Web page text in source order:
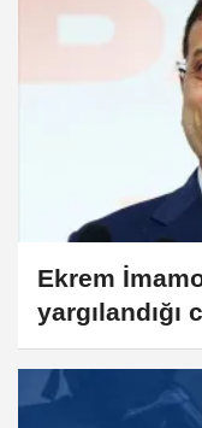
Ekrem
yargılandığı
karar